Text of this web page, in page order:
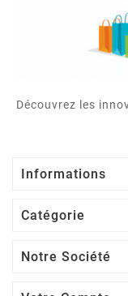
Découvrez les
Informations
Catégorie
Notre Société